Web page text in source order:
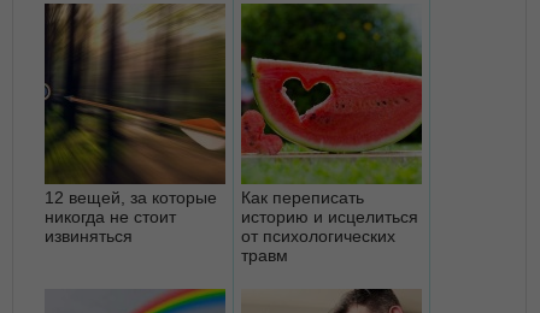
12 вещей, за которые
никогда не стоит
извиняться
Как переписать
историю и исцелиться
от психологических
травм